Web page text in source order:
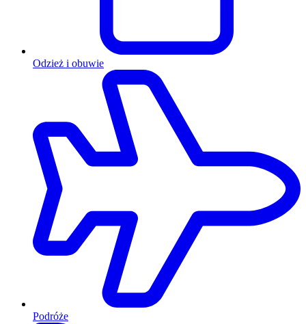
Odzież i obuwie
Podróże